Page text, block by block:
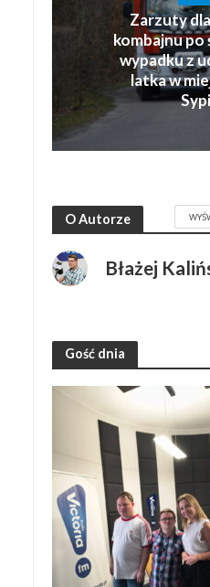
Zarzuty
kombajnu
wypadku z
latka w
O Autorze
Błażej
Gość dnia